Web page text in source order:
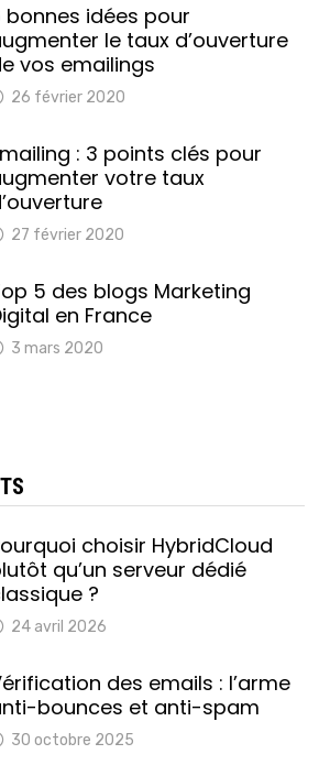
bonnes idées pour
le taux d’ouverture
vos emailings
26 février 2020
: 3 points clés pour
votre taux
27 février 2020
5 des blogs Marketing
en France
3 mars 2020
choisir HybridCloud
qu’un serveur dédié
?
24 avril 2026
des emails : l’arme
bounces et anti-spam
30 octobre 2025